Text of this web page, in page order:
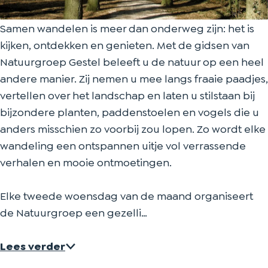
g
e
n
i
e
t
e
n
o
p
a
n
e
n
g
e
n
i
e
t
e
n
p
l
n
n
e
n
g
e
n
i
e
t
e
o
p
a
g
e
n
i
e
t
e
n
o
p
a
n
g
e
n
e
n
g
e
n
i
e
t
n
o
l
Samen wandelen is meer dan onderweg zijn: het is
kijken, ontdekken en genieten. Met de gidsen van
Natuurgroep Gestel beleeft u de natuur op een heel
andere manier. Zij nemen u mee langs fraaie paadjes,
vertellen over het landschap en laten u stilstaan bij
bijzondere planten, paddenstoelen en vogels die u
anders misschien zo voorbij zou lopen. Zo wordt elke
wandeling een ontspannen uitje vol verrassende
verhalen en mooie ontmoetingen.
Elke tweede woensdag van de maand organiseert
de Natuurgroep een gezelli…
Lees verder